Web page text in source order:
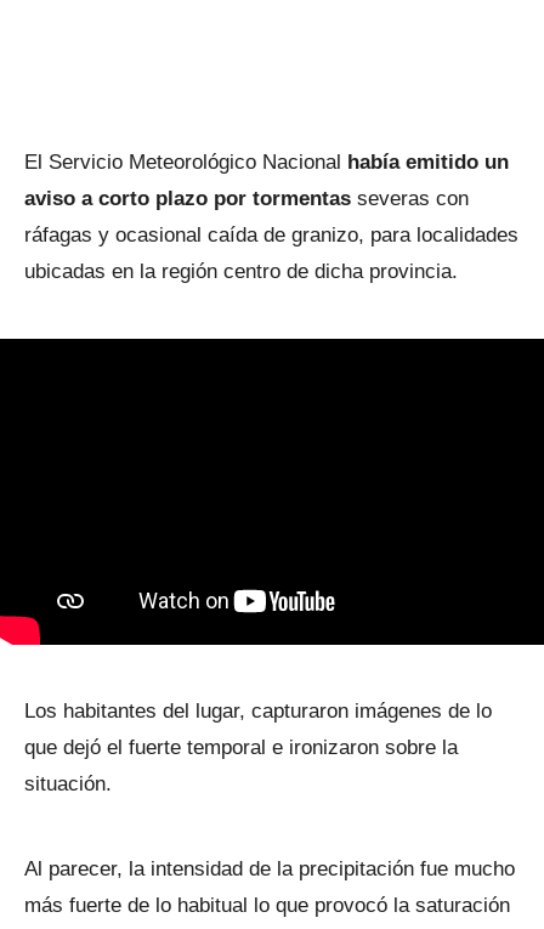
El Servicio Meteorológico Nacional había emitido un
aviso a corto plazo por tormentas severas con
ráfagas y ocasional caída de granizo, para localidades
ubicadas en la región centro de dicha provincia.
Los habitantes del lugar, capturaron imágenes de lo
que dejó el fuerte temporal e ironizaron sobre la
situación.
Al parecer, la intensidad de la precipitación fue mucho
más fuerte de lo habitual lo que provocó la saturación